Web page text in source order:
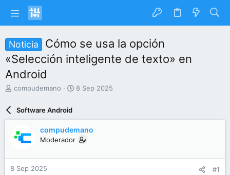
Noticia
Cómo se usa la opción
«Selección inteligente de texto» en
Android
I
a
r
d
compudemano
F
d
e
n
8 Sep 2025
Software Android
compudemano
Moderador
8 Sep 2025 #1